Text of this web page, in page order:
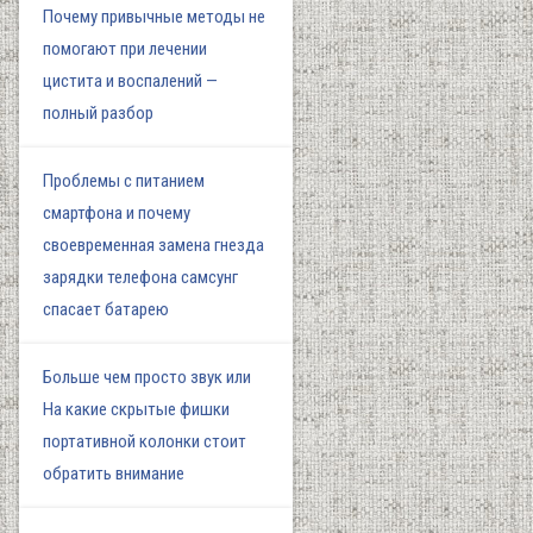
Почему привычные методы не
помогают при лечении
цистита и воспалений —
полный разбор
Проблемы с питанием
смартфона и почему
своевременная замена гнезда
зарядки телефона самсунг
спасает батарею
Больше чем просто звук или
На какие скрытые фишки
портативной колонки стоит
обратить внимание